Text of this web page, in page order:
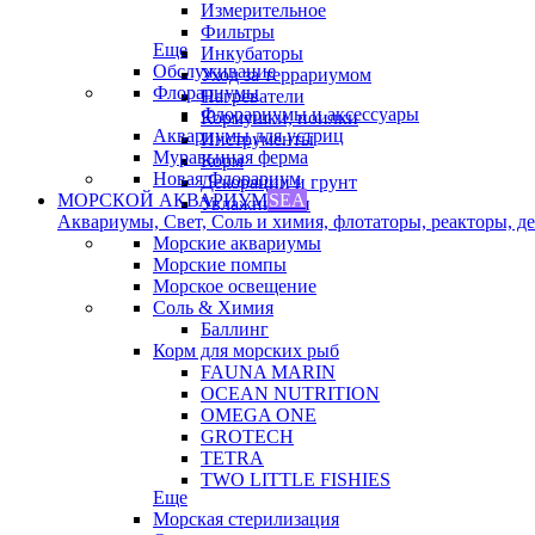
Измерительное
Фильтры
Инкубаторы
Уход за террариумом
Нагреватели
Кормушки, поилки
Инструменты
Корм
Декорации и грунт
Увлажнители
Еще
Обслуживание
Флорариумы
Флорариумы и аксессуары
Аквариумы для устриц
Муравьиная ферма
Новая Флорариум
МОРСКОЙ АКВАРИУМSEA
Аквариумы, Свет, Соль и химия, флотаторы, реакторы,
Морские аквариумы
Морские помпы
Морское освещение
Соль & Химия
Баллинг
Корм для морских рыб
FAUNA MARIN
OCEAN NUTRITION
OMEGA ONE
GROTECH
TETRA
TWO LITTLE FISHIES
Еще
Морская стерилизация